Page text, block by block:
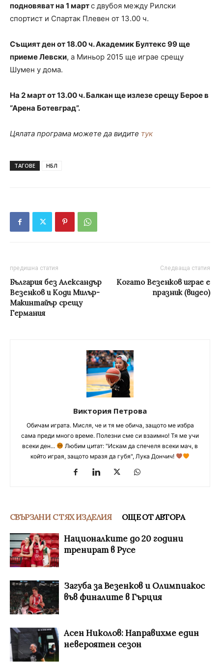
подновяват на 1 мартс двубоя между Рилски
спортист и Спартак Плевен от 13.00 ч.
Същият ден от 18.00 ч. Академик Бултекс 99 ще
приеме Левски, а Миньор 2015 ще играе срещу
Шумен у дома.
На 2 март от 13.00 ч. Балкан ще излезе срещу Берое в
“Арена Ботевград”.
Цялата програма можете да видите тук
ТАГОВЕ НБЛ
предишна статия
България без Александър
Везенков и Коди Милър-
Макинтайър срещу
Германия
Следваща статия
Когато Везенков играе е
празник (видео)
Виктория Петрова
Обичам играта. Мисля, че и тя ме обича, защото ме избра
сама преди много време. Полезни сме си взаимно! Тя ме учи
всеки ден...
Любим цитат: "Искам да спечеля всеки мач, в
който играя, защото мразя да губя", Лука Дончич!
СВЪРЗАНИ С ТЯХ ИЗДЕЛИЯ ОЩЕ ОТ АВТОРА
Националките до 20 години
тренират в Русе
Загуба за Везенков и Олимпиакос
във финалите в Гърция
Асен Николов: Направихме един
невероятен сезон